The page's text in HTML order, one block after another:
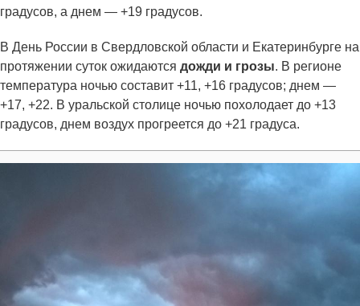
градусов, а днем — +19 градусов.
В День России в Свердловской области и Екатеринбурге на
протяжении суток ожидаются дожди и грозы. В регионе
температура ночью составит +11, +16 градусов; днем —
+17, +22. В уральской столице ночью похолодает до +13
градусов, днем воздух прогреется до +21 градуса.